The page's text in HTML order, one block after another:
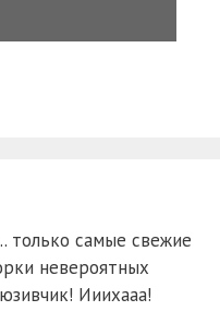
только самые свежие
невероятных
Ииихааа!